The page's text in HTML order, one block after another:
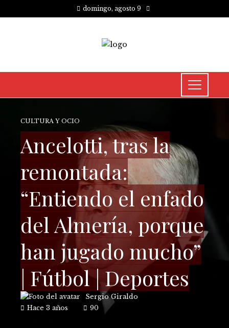
domingo, agosto 9
CULTURA Y OCIO
Ancelotti, tras la
remontada:
“Entiendo el enfado
del Almería, porque
han jugado mucho”
| Fútbol | Deportes
Sergio Giraldo
Hace 3 años
90